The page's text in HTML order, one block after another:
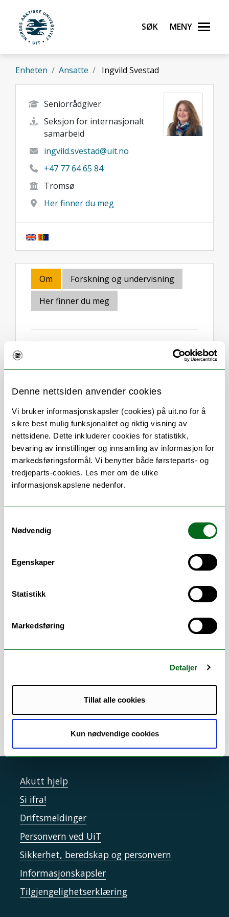
Denne nettsiden anvender cookies
Vi bruker informasjonskapsler (cookies) på uit.no for å
sikre best mulig funksjonalitet og riktig visning av
nettsidene. Dette inkluderer cookies for statistikk,
bevaring av innstillinger og innsamling av informasjon for
markedsføringsformål. Vi benytter både førsteparts- og
tredjeparts-cookies. Les mer om de ulike
informasjonskapslene nedenfor.
Nødvendig
Egenskaper
Statistikk
Markedsføring
Detaljer
Tillat alle cookies
Kun nødvendige cookies
Gå til hovedinnhold
UiT Norges arktiske universitet
Søk Meny
Enheten Ansatte Ingvild Svestad
Seniorrådgiver
Seksjon for internasjonalt
samarbeid
ingvild.svestad@uit.no
+47 77 64 65 84
Tromsø
Her finner du meg
Om
Forskning og undervisning
Her finner du meg
Mundus Joint Master Degree
(EMJM+EMDM m.fl.)
Mobilitetsstipend for norsk språk og
litteratur (HK-dir)
Landkontakt Brasil, Australia, New
Zealand og Singapore
Kvalitetssikring av samarbeidsavtaler
Australia, New Zealand og Singapore
Fulbrightstipend - institusjonskontakt
USA (f.o.m. master-nivå)
Internasjonalt samarbeid/Mobilitet/
Samarbeidsavtaler /Utveksling
Akutt hjelp
Si ifra!
Driftsmeldinger
Personvern ved UiT
Sikkerhet, beredskap og personvern
Informasjonskapsler
Tilgjengelighetserklæring